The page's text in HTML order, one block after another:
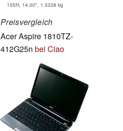
155H, 14.00", 1.3338 kg
Preisvergleich
Acer Aspire 1810TZ-
412G25n bei Ciao